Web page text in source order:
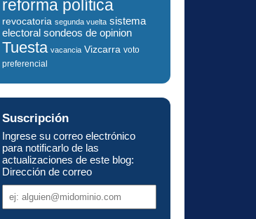
reforma política
revocatoria segunda vuelta sistema
electoral sondeos de opinion
Tuesta vacancia Vizcarra voto
preferencial
Suscripción
Ingrese su correo electrónico
para notificarlo de las
actualizaciones de este blog:
Dirección de correo
de